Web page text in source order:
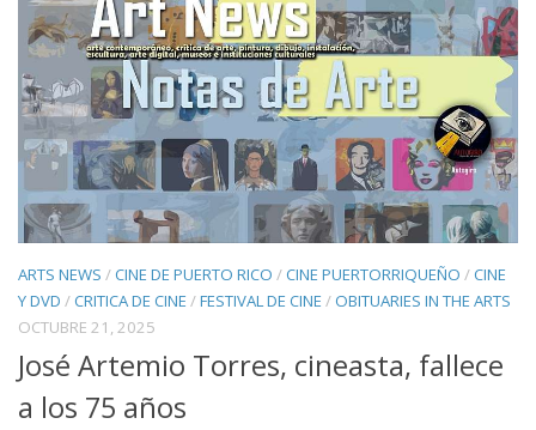
ARTS NEWS /CINE DE PUERTO RICO /CINE PUERTORRIQUEÑO /CINE
Y DVD /CRITICA DE CINE /FESTIVAL DE CINE / OBITUARIES IN THE ARTS
OCTUBRE 21, 2025
José Artemio Torres, cineasta, fallece
a los 75 años